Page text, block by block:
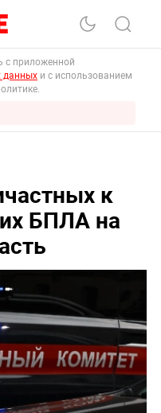
с приложенной
данных и с использованием
к
БПЛА на